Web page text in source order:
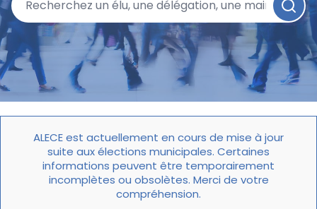
ALECE est actuellement en cours de mise à jour
suite aux élections municipales. Certaines
informations peuvent être temporairement
incomplètes ou obsolètes. Merci de votre
compréhension.